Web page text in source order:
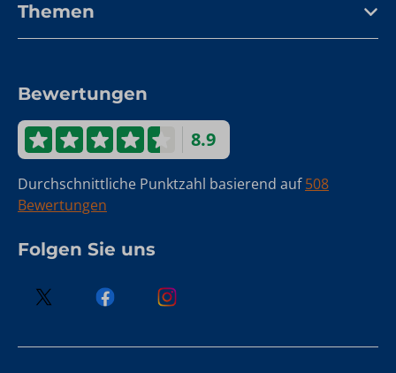
Themen
Bewertungen
8.9
Durchschnittliche Punktzahl basierend auf508
Bewertungen
Folgen Sie uns